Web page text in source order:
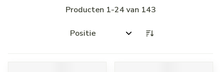
Producten 1-24van 143
Sorteer op: